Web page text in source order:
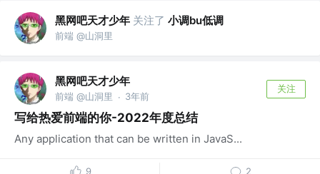
黑网吧天才少年 关注了 小调bu低调
前端 @山洞里
黑网吧天才少年
前端 @山洞里 · 3年前
关注
写给热爱前端的你-2022年度总结
Any application that can be written in JavaS...
9 2